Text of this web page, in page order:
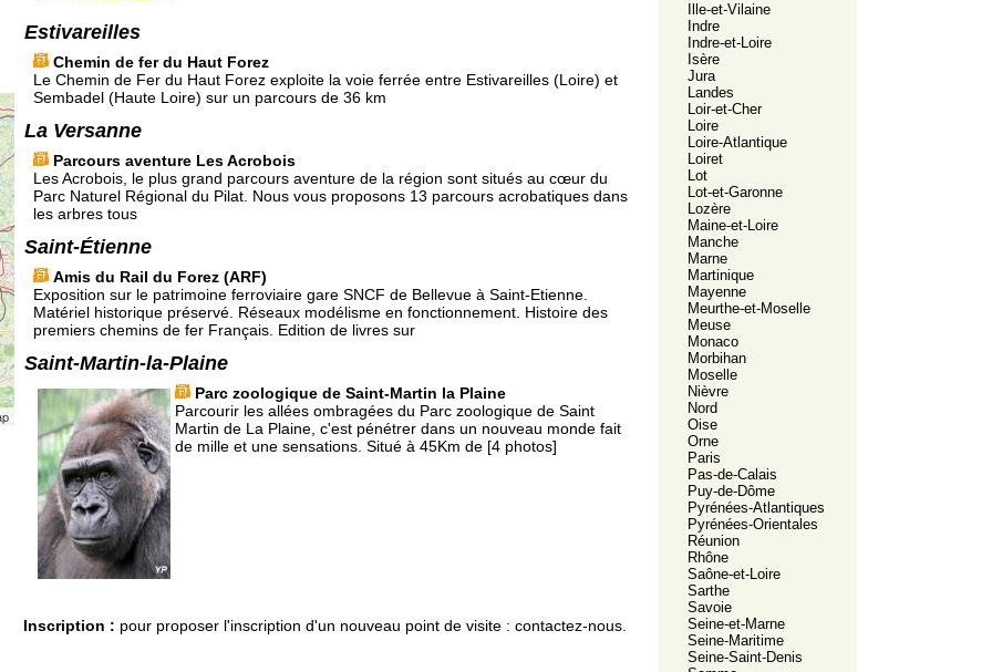
Ille-et-Vilaine
Indre
Indre-et-Loire
Isère
Jura
Landes
Loir-et-Cher
Loire
Loire-Atlantique
Loiret
Lot
Lot-et-Garonne
Lozère
Maine-et-Loire
Manche
Marne
Martinique
Mayenne
Meurthe-et-Moselle
Meuse
Monaco
Morbihan
Moselle
Nièvre
Nord
Oise
Orne
Paris
Pas-de-Calais
Puy-de-Dôme
Pyrénées-Atlantiques
Pyrénées-Orientales
Réunion
Rhône
Saône-et-Loire
Sarthe
Savoie
Seine-et-Marne
Seine-Maritime
Seine-Saint-Denis
Estivareilles
Chemin de fer du Haut Forez
Le Chemin de Fer du Haut Forez exploite la voie ferrée entre Estivareilles (Loire) et
Sembadel (Haute Loire) sur un parcours de 36 km
La Versanne
Parcours aventure Les Acrobois
Les Acrobois, le plus grand parcours aventure de la région sont situés au cœur du
Parc Naturel Régional du Pilat. Nous vous proposons 13 parcours acrobatiques dans
les arbres tous
Saint-Étienne
Amis du Rail du Forez (ARF)
Exposition sur le patrimoine ferroviaire gare SNCF de Bellevue à Saint-Etienne.
Matériel historique préservé. Réseaux modélisme en fonctionnement. Histoire des
premiers chemins de fer Français. Edition de livres sur
Saint-Martin-la-Plaine
Parc zoologique de Saint-Martin la Plaine
Parcourir les allées ombragées du Parc zoologique de Saint
Martin de La Plaine, c'est pénétrer dans un nouveau monde fait
de mille et une sensations. Situé à 45Km de [4 photos]
Inscription : pour proposer l'inscription d'un nouveau point de visite : contactez-nous.